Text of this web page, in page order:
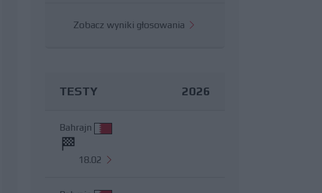
Zobacz wyniki głosowania
TESTY 2026
Bahrajn
18.02